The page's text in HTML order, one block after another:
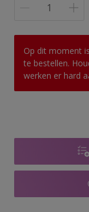
Op dit moment
te bestellen.
werken er hard